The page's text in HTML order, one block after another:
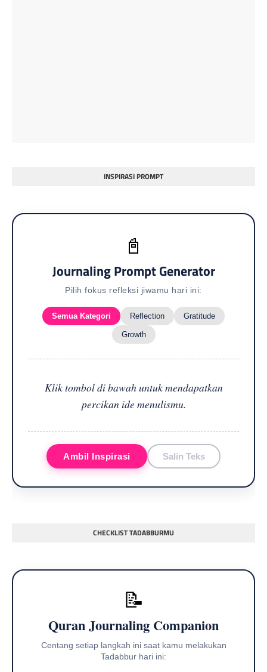
INSPIRASI PROMPT
📓
Journaling Prompt Generator
Pilih fokus refleksi jiwamu hari ini:
Semua Kategori Reflection Gratitude
Growth
Klik tombol di bawah untuk mendapatkan
percikan ide menulismu.
Ambil Inspirasi Salin Teks
CHECKLIST TADABBURMU
📝
Quran Journaling Companion
Centang setiap langkah ini saat kamu melakukan
Tadabbur hari ini: